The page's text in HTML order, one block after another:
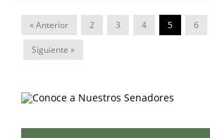
« Anterior 2 3 4 5 6
Siguiente »